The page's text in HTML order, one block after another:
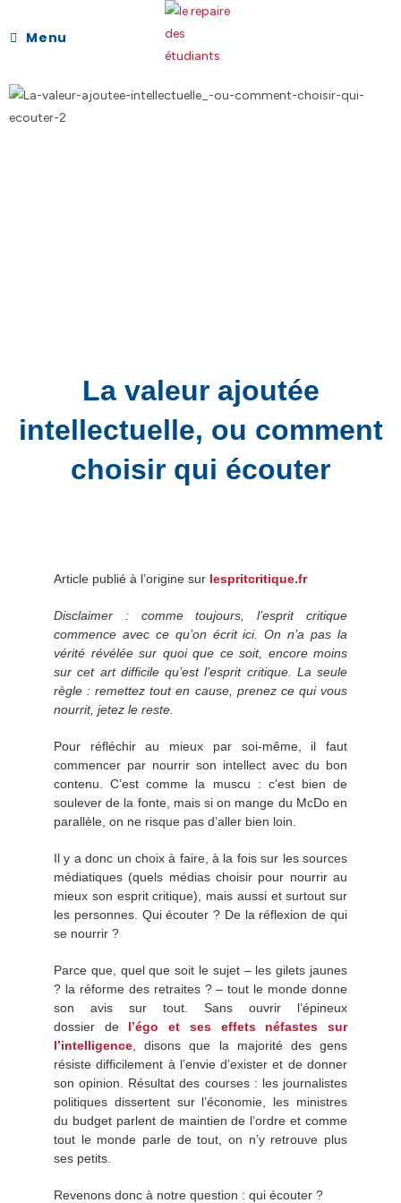
Menu
La valeur ajoutée
intellectuelle, ou comment
choisir qui écouter
Article publié à l’origine sur lespritcritique.fr
Disclaimer : comme toujours, l’esprit critique
commence avec ce qu’on écrit ici. On n’a pas la
vérité révélée sur quoi que ce soit, encore moins
sur cet art difficile qu’est l’esprit critique. La seule
règle : remettez tout en cause, prenez ce qui vous
nourrit, jetez le reste.
Pour réfléchir au mieux par soi-même, il faut
commencer par nourrir son intellect avec du bon
contenu. C’est comme la muscu : c’est bien de
soulever de la fonte, mais si on mange du McDo en
parallèle, on ne risque pas d’aller bien loin.
Il y a donc un choix à faire, à la fois sur les sources
médiatiques (quels médias choisir pour nourrir au
mieux son esprit critique), mais aussi et surtout sur
les personnes. Qui écouter ? De la réflexion de qui
se nourrir ?
Parce que, quel que soit le sujet – les gilets jaunes
? la réforme des retraites ? – tout le monde donne
son avis sur tout. Sans ouvrir l’épineux
dossier de l’égo et ses effets néfastes sur
l’intelligence , disons que la majorité des gens
résiste difficilement à l’envie d’exister et de donner
son opinion. Résultat des courses : les journalistes
politiques dissertent sur l’économie, les ministres
du budget parlent de maintien de l’ordre et comme
tout le monde parle de tout, on n’y retrouve plus
ses petits.
Revenons donc à notre question : qui écouter ?